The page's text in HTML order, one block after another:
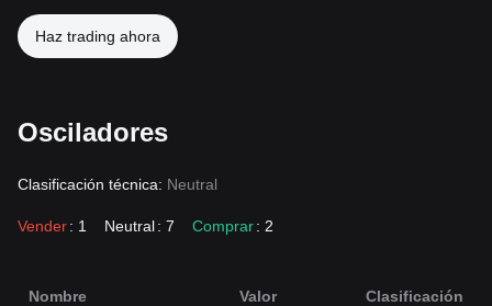
Haz trading ahora
Osciladores
Clasificación técnica: Neutral
Vender: 1 Neutral: 7 Comprar: 2
Nombre Valor Clasificación